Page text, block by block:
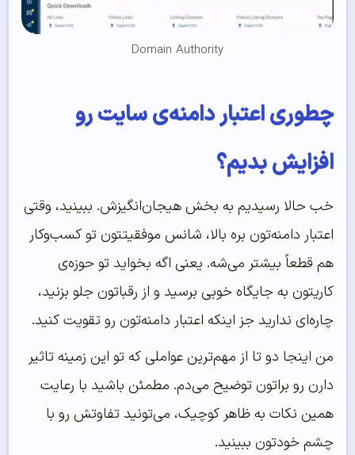
Domain Authority
چطوری اعتبار دامنه‌ی سایت رو
افزایش بدیم؟
خب حالا رسیدیم به بخش هیجان‌انگیزش. ببینید، وقتی
اعتبار دامنه‌تون بره بالا، شانس موفقیتتون تو کسب‌وکار
هم قطعاً بیشتر می‌شه. یعنی اگه بخواید تو حوزه‌ی
کاریتون به جایگاه خوبی برسید و از رقباتون جلو بزنید،
چاره‌ای ندارید جز اینکه اعتبار دامنه‌تون رو تقویت کنید.
من اینجا دو تا از مهم‌ترین عواملی که تو این زمینه تاثیر
دارن رو براتون توضیح می‌دم. مطمئن باشید با رعایت
همین نکات به ظاهر کوچیک، می‌تونید تفاوتش رو با
چشم خودتون ببینید.